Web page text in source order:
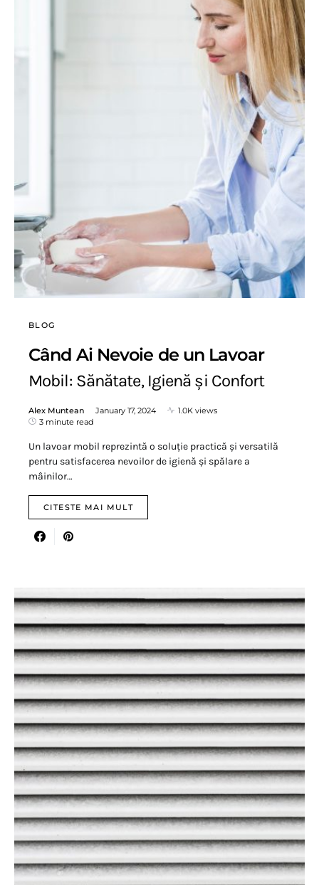
BLOG
Când Ai Nevoie de un Lavoar
Mobil: Sănătate, Igienă și Confort
Alex Muntean January 17, 2024
1.0K views
3 minute read
Un lavoar mobil reprezintă o soluție practică și versatilă
pentru satisfacerea nevoilor de igienă și spălare a
mâinilor…
CITESTE MAI MULT